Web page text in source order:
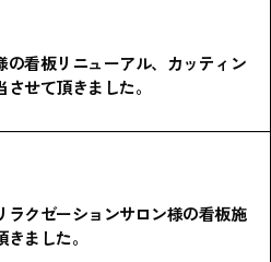
の看板リニューアル、カッティン
せて頂きました。
ラクゼーションサロン様の看板施
ました。